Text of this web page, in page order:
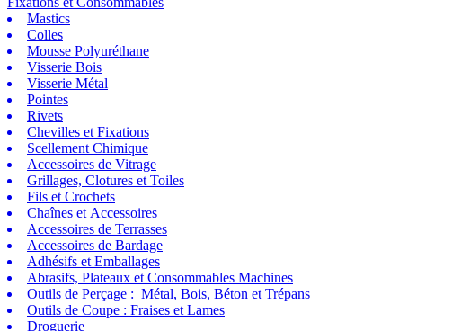
Mastics
Colles
Mousse Polyuréthane
Visserie Bois
Visserie Métal
Pointes
Rivets
Chevilles et Fixations
Scellement Chimique
Accessoires de Vitrage
Grillages, Clotures et Toiles
Fils et Crochets
Chaînes et Accessoires
Accessoires de Terrasses
Accessoires de Bardage
Adhésifs et Emballages
Abrasifs, Plateaux et Consommables Machines
Outils de Perçage : Métal, Bois, Béton et Trépans
Outils de Coupe : Fraises et Lames
Droguerie